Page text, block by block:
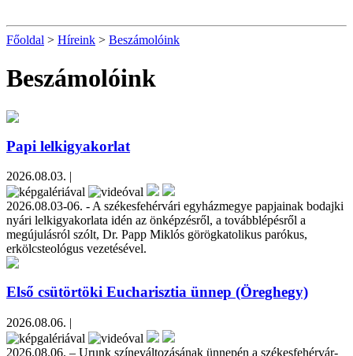
Főoldal > Híreink > Beszámolóink
Beszámolóink
Papi lelkigyakorlat
2026.08.03. |
2026.08.03-06. - A székesfehérvári egyházmegye papjainak bodajki
nyári lelkigyakorlata idén az önképzésről, a továbblépésről a
megújulásról szólt, Dr. Papp Miklós görögkatolikus parókus,
erkölcsteológus vezetésével.
Első csütörtöki Eucharisztia ünnep (Öreghegy)
2026.08.06. |
2026.08.06. – Urunk színeváltozásának ünnepén a székesfehérvár-